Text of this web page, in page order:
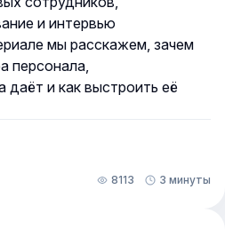
и интервью
мы расскажем, зачем
персонала,
даёт и как выстроить её
8113 3 минуты